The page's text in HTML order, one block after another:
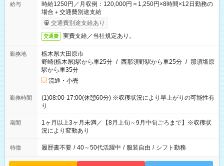
給与
時給1250円／月収例：120,000円＝1,250円×8時間×12日勤務の
場合＋交通費別途支給
交通費別途支給あり
交通費 実費支給／当社規定あり。
勤務地
栃木県大田原市
野崎(栃木県)駅から車25分 / 西那須野駅から車25分 / 那須塩原
駅から車35分
流通・小売
勤務時間
(1)08:00-17:00(休憩60分) ※収穫状況により早上がりの可能性有
り
期間
1ヶ月以上3ヶ月未満／【8月上旬～9月中旬ごろまで】※収穫状
況により変動あり
特徴 履歴書不要 / 40～50代活躍中 / 服装自由 / シフト勤務